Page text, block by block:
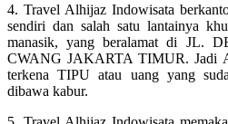
4. Travel Alhijaz Indowisata
sendiri dan salah satu lantainya
manasik, yang beralamat di JL.
CWANG JAKARTA TIMUR. Jadi
terkena TIPU atau uang yang
dibawa kabur.